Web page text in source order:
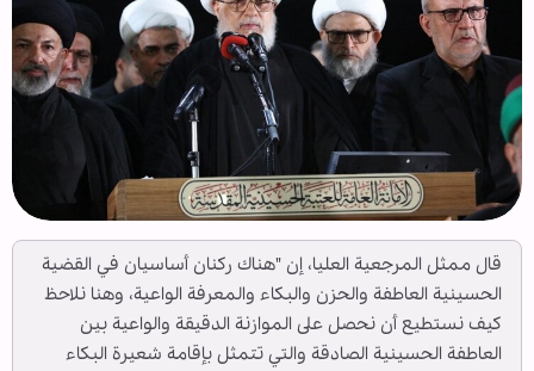
قال ممثل المرجعية العليا، إن "هناك ركنان أساسيان في القضية
الحسينية العاطفة والحزن والبكاء والمعرفة الواعية، وهنا نلاحظ
كيف نستطيع أن نحصل على الموازنة الدقيقة والواعية بين
العاطفة الحسينية الصادقة والتي تتمثل بإقامة شعيرة البكاء